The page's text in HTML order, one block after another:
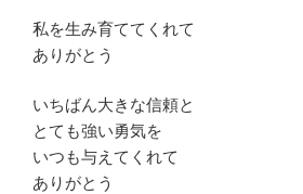
私を生み育ててくれて
ありがとう
いちばん大きな信頼と
とても強い勇気を
いつも与えてくれて
ありがとう